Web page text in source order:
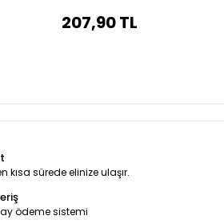
207,90 TL
kısa sürede elinize ulaşır.
ödeme sistemi